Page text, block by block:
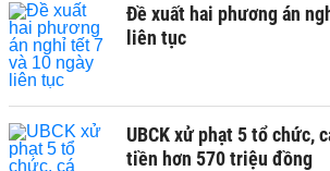
Đề xuất hai phương án
liên tục
UBCK xử phạt 5 tổ chức,
tiền hơn 570 triệu đồng